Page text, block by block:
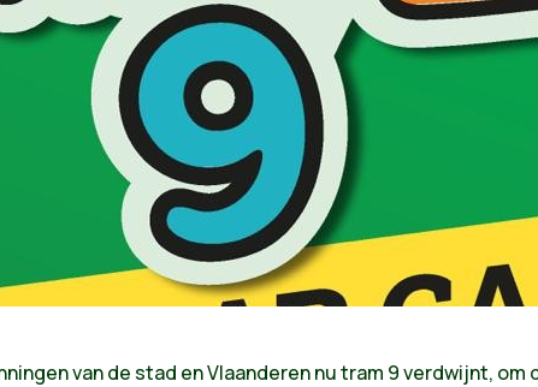
van de stad en Vlaanderen nu tram 9 verdwijnt,